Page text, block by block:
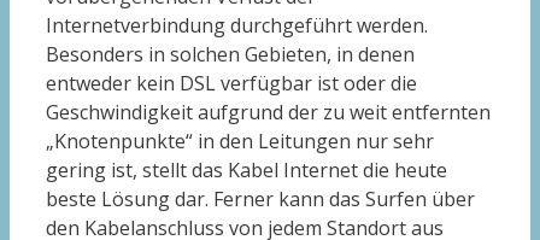
Internetverbindung durchgeführt werden.
Besonders in solchen Gebieten, in denen
entweder kein DSL verfügbar ist oder die
Geschwindigkeit aufgrund der zu weit entfernten
„Knotenpunkte“ in den Leitungen nur sehr
gering ist, stellt das Kabel Internet die heute
beste Lösung dar. Ferner kann das Surfen über
den Kabelanschluss von jedem Standort aus